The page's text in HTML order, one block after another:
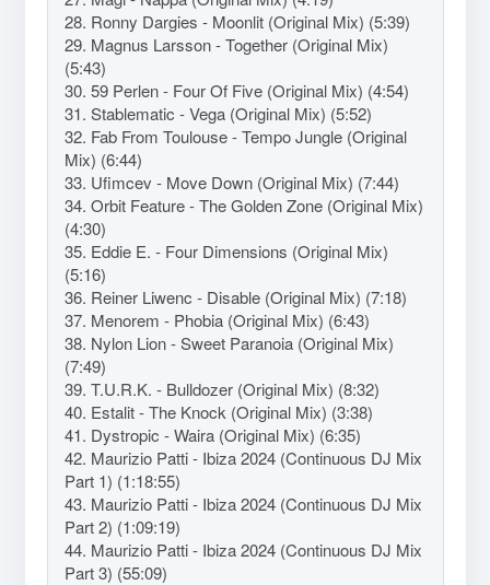
28. Ronny Dargies - Moonlit (Original Mix) (5:39)
29. Magnus Larsson - Together (Original Mix)
(5:43)
30. 59 Perlen - Four Of Five (Original Mix) (4:54)
31. Stablematic - Vega (Original Mix) (5:52)
32. Fab From Toulouse - Tempo Jungle (Original
Mix) (6:44)
33. Ufimcev - Move Down (Original Mix) (7:44)
34. Orbit Feature - The Golden Zone (Original Mix)
(4:30)
35. Eddie E. - Four Dimensions (Original Mix)
(5:16)
36. Reiner Liwenc - Disable (Original Mix) (7:18)
37. Menorem - Phobia (Original Mix) (6:43)
38. Nylon Lion - Sweet Paranoia (Original Mix)
(7:49)
39. T.U.R.K. - Bulldozer (Original Mix) (8:32)
40. Estalit - The Knock (Original Mix) (3:38)
41. Dystropic - Waira (Original Mix) (6:35)
42. Maurizio Patti - Ibiza 2024 (Continuous DJ Mix
Part 1) (1:18:55)
43. Maurizio Patti - Ibiza 2024 (Continuous DJ Mix
Part 2) (1:09:19)
44. Maurizio Patti - Ibiza 2024 (Continuous DJ Mix
Part 3) (55:09)